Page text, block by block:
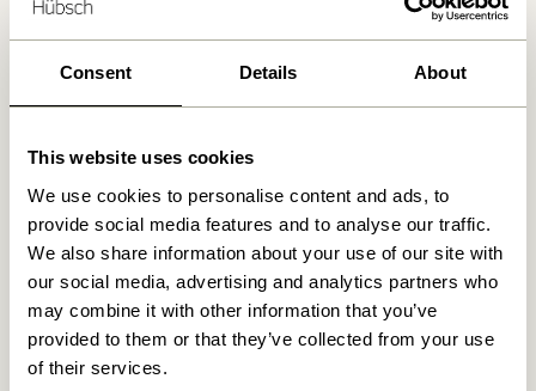
Consent Details About
This website uses cookies
We use cookies to personalise content and ads, to
provide social media features and to analyse our traffic.
We also share information about your use of our site with
our social media, advertising and analytics partners who
may combine it with other information that you’ve
provided to them or that they’ve collected from your use
of their services.
Produits similaires